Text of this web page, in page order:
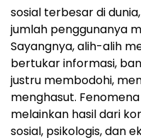
sosial terbesar di
jumlah penggunanya
Sayangnya, alih-alih
bertukar informasi,
justru membodohi,
menghasut.
melainkan hasil dari
sosial, psikologis, dan